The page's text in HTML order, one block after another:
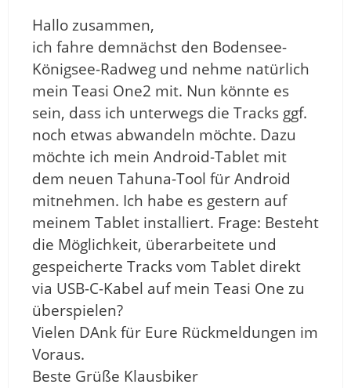
Hallo zusammen,
ich fahre demnächst den Bodensee-
Königsee-Radweg und nehme natürlich
mein Teasi One2 mit. Nun könnte es
sein, dass ich unterwegs die Tracks ggf.
noch etwas abwandeln möchte. Dazu
möchte ich mein Android-Tablet mit
dem neuen Tahuna-Tool für Android
mitnehmen. Ich habe es gestern auf
meinem Tablet installiert. Frage: Besteht
die Möglichkeit, überarbeitete und
gespeicherte Tracks vom Tablet direkt
via USB-C-Kabel auf mein Teasi One zu
überspielen?
Vielen DAnk für Eure Rückmeldungen im
Voraus.
Beste Grüße Klausbiker